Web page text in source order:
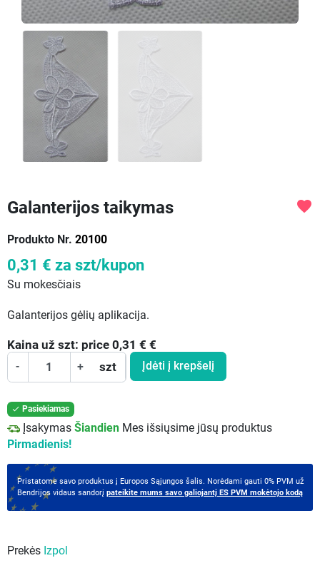
Galanterijos taikymas
Produkto Nr. 20100
favorite
0,31 € za szt/kupon
Su mokesčiais
Galanterijos gėlių aplikacija.
Kaina už szt: price 0,31 € €
- + szt Įdėti į krepšelį
 Pasiekiamas
Įsakymas Šiandien Mes išsiųsime jūsų produktus
Pirmadienis!
Pristatome savo produktus į Europos Sąjungos šalis. Norėdami gauti 0% PVM už
Bendrijos vidaus sandorį pateikite mums savo galiojantį ES PVM mokėtojo kodą
Prekės Izpol